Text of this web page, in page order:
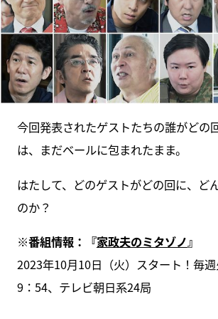
今回発表されたゲストたちの誰がどの
は、まだベールに包まれたまま。
はたして、どのゲストがどの回に、ど
のか？
※番組情報：『家政夫のミタゾノ』
2023年10月10日（火）スタート！毎
9：54、テレビ朝日系24局